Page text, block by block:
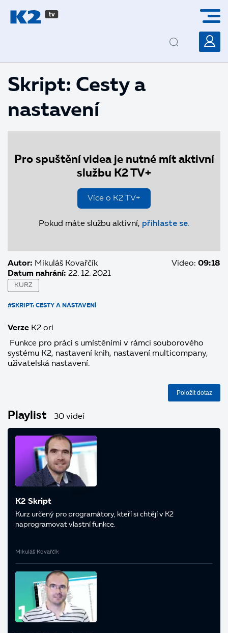
Skript: Cesty a
nastavení
Pro spuštění videa je nutné mít aktivní
službu K2 TV+
Více o K2 TV+
Pokud máte službu aktivní, přihlaste se.
Autor: Mikuláš Kovařčík
Datum nahrání: 22. 12. 2021
Video: 09:18
KURZ
#SKRIPT: CESTY A NASTAVENÍ
Verze K2 ori
Funkce pro práci s umístěními v rámci souborového
systému K2, nastavení knih, nastavení multicompany,
uživatelská nastavení.
Položit dotaz
Playlist 30 videí
K2 Skript
Kurz určený pro programátory, kteří si chtějí v K2
naprogramovat vlastní funkce.
Mikuláš Kovařčík